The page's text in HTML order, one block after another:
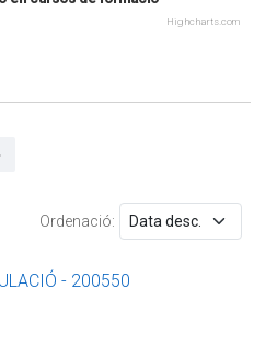
Highcharts.com
Ordenació:
- 200550